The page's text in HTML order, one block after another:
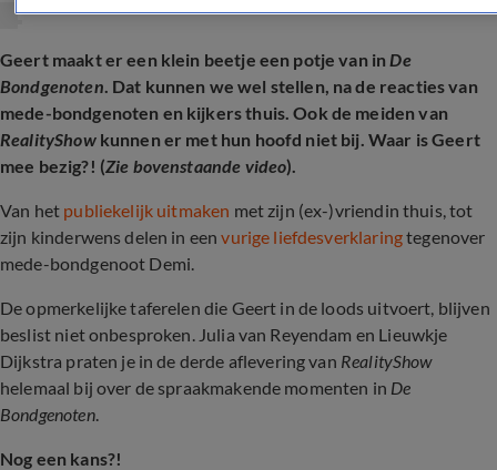
Geert maakt er een klein beetje een potje van inDe
Bondgenoten. Dat kunnen we wel stellen, na de reacties van
mede-bondgenoten en kijkers thuis. Ook de meiden van
RealityShowkunnen er met hun hoofd niet bij. Waar is Geert
mee bezig?! (Zie bovenstaande video).
Van het publiekelijk uitmaken met zijn (ex-)vriendin thuis, tot
zijn kinderwens delen in eenvurige liefdesverklaringtegenover
mede-bondgenoot Demi.
De opmerkelijke taferelen die Geert in de loods uitvoert, blijven
beslist niet onbesproken. Julia van Reyendam en Lieuwkje
Dijkstra praten je in de derde aflevering van RealityShow
helemaal bij over de spraakmakende momenten in De
Bondgenoten.
Nog een kans?!